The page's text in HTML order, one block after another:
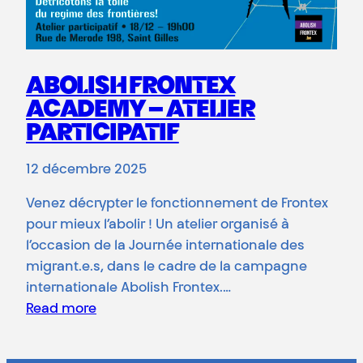
ABOLISH FRONTEX
ACADEMY – ATELIER
PARTICIPATIF
12 décembre 2025
Venez décrypter le fonctionnement de Frontex
pour mieux l’abolir ! Un atelier organisé à
l’occasion de la Journée internationale des
migrant.e.s, dans le cadre de la campagne
internationale Abolish Frontex.…
Read more